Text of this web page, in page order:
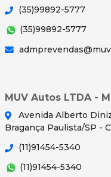
(35)99892-5777
(35)99892-5777
MUV Autos LTDA -
Avenida Alberto
Bragança Paulista/SP -
(11)91454-5340
(11)91454-5340